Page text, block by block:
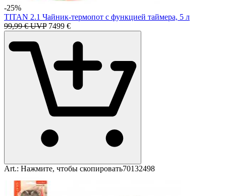
-25%
TITAN 2.1 Чайник-термопот с функцией таймера, 5 л
99,99 € UVP 7499 €
Art.: Нажмите, чтобы скопировать70132498